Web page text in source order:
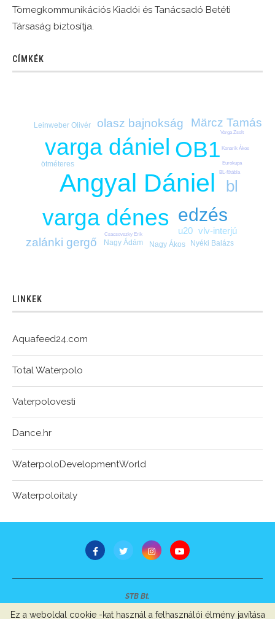
Tömegkommunikációs Kiadói és Tanácsadó Betéti
Társaság biztosítja.
CÍMKÉK
Angyal Dániel
OB1
varga dániel
varga dénes edzés
bl
Märcz Tamás
olasz bajnokság
zalánki gergő
u20 vlv-interjú
Leinweber Olivér
Nagy Ádám Nagy Ákos Nyéki Balázs
ötméteres
BL-főtábla
Csacsovszky Erik
Eurokupa
Konarik Ákos
Varga Zsolt
LINKEK
Aquafeed24.com
Total Waterpolo
Vaterpolovesti
Dance.hr
WaterpoloDevelopmentWorld
Waterpoloitaly
STB Bt.
Ez a weboldal cookie -kat használ a felhasználói élmény javítása